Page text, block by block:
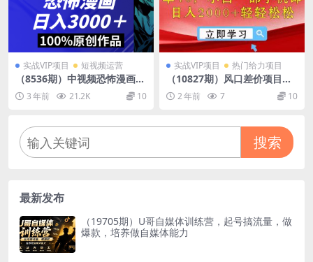
实战VIP项目 短视频运营
（8536期）中视频恐怖漫画暴
力撸收益，日入3000＋，10
0%原创玩法，小白轻松上手
3 年前 21.2K 10
实战VIP项目 热门给力项目
（10827期）风口差价项目，
发行人拉新，差价一单40，小
白一部手机即可操作，日入2
2 年前 7 10
搜索
最新发布
（19705期）U哥自媒体训练营，起号搞流量，做
爆款，培养做自媒体能力